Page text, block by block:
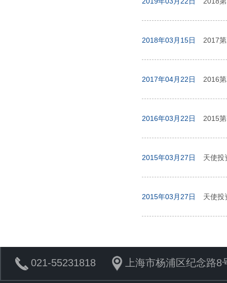
2018年03月15日 2017
2017年04月22日 2016
2016年03月22日 2015
2015年03月27日 天使投
2015年03月27日 天使投
021-55231818 上海市杨浦区纪念路